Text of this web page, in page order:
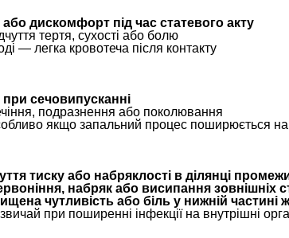
або дискомфорт під час статевого акту
тертя, сухості або болю
— легка кровотеча після контакту
при сечовипусканні
подразнення або поколювання
якщо запальний процес поширюється на
тиску або набряклості в ділянці
набряк або висипання зовнішніх
чутливість або біль у нижній частині
при поширенні інфекції на внутрішні